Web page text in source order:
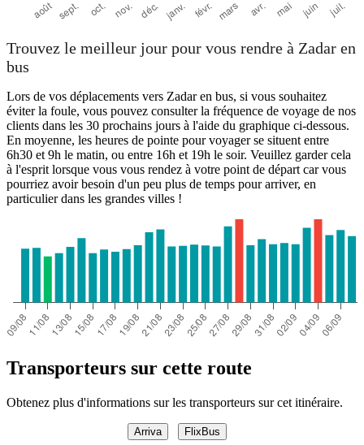
Trouvez le meilleur jour pour vous rendre à Zadar en
bus
Lors de vos déplacements vers Zadar en bus, si vous souhaitez
éviter la foule, vous pouvez consulter la fréquence de voyage de nos
clients dans les 30 prochains jours à l'aide du graphique ci-dessous.
En moyenne, les heures de pointe pour voyager se situent entre
6h30 et 9h le matin, ou entre 16h et 19h le soir. Veuillez garder cela
à l'esprit lorsque vous vous rendez à votre point de départ car vous
pourriez avoir besoin d'un peu plus de temps pour arriver, en
particulier dans les grandes villes !
Transporteurs sur cette route
Obtenez plus d'informations sur les transporteurs sur cet itinéraire.
Arriva FlixBus